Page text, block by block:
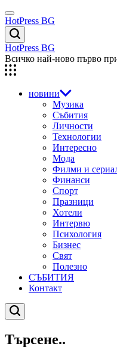
Skip
to
content
Menu
HotPress BG
Търсене
HotPress BG
Всичко най-ново първо
новини
Музика
Събития
Личности
Технологии
Интересно
Мода
Филми и
Финанси
Спорт
Празници
Хотели
Интервю
Психология
Бизнес
Свят
Полезно
СЪБИТИЯ
Контакт
Търсене
Търсене..